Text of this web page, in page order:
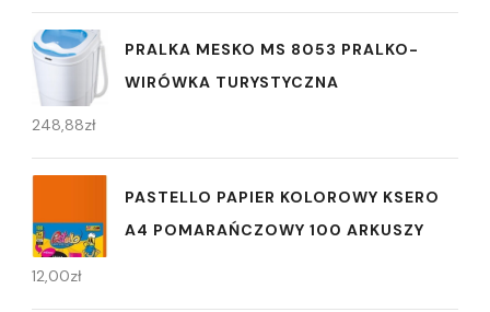
PRALKA MESKO MS 8053 PRALKO-
WIRÓWKA TURYSTYCZNA
248,88zł
PASTELLO PAPIER KOLOROWY KSERO
A4 POMARAŃCZOWY 100 ARKUSZY
12,00zł